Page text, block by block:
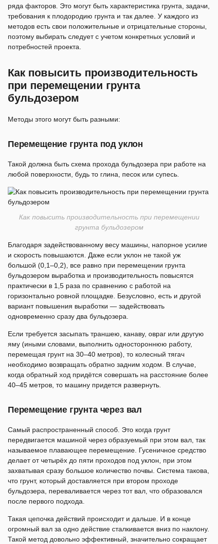
ряда факторов. Это могут быть характеристика грунта, задачи,
требования к плодородию грунта и так далее. У каждого из
методов есть свои положительные и отрицательные стороны,
поэтому выбирать следует с учетом конкретных условий и
потребностей проекта.
Как повысить производительность
при перемещении грунта
бульдозером
Методы этого могут быть разными:
Перемещение грунта под уклон
Такой должна быть схема прохода бульдозера при работе на
любой поверхности, будь то глина, песок или супесь.
Как повысить производительность при перемещении
грунта бульдозером
Благодаря задействованному весу машины, напорное усилие
и скорость повышаются. Даже если уклон не такой уж
большой (0,1–0,2), все равно при перемещении грунта
бульдозером выработка и производительность повысятся
практически в 1,5 раза по сравнению с работой на
горизонтально ровной площадке. Безусловно, есть и другой
вариант повышения выработки — задействовать
одновременно сразу два бульдозера.
Если требуется засыпать траншею, канаву, овраг или другую
яму (иными словами, выполнить одностороннюю работу,
перемещая грунт на 30–40 метров), то колесный тягач
необходимо возвращать обратно задним ходом. В случае,
когда обратный ход придётся совершать на расстояние более
40–45 метров, то машину придется развернуть.
Перемещение грунта через вал
Самый распространенный способ. Это когда грунт
передвигается машиной через образуемый при этом вал, так
называемое плавающее перемещение. Гусеничное средство
делает от четырёх до пяти проходов под уклон, при этом
захватывая сразу большое количество почвы. Система такова,
что грунт, который доставляется при втором проходе
бульдозера, переваливается через тот вал, что образовался
после первого подхода.
Такая цепочка действий происходит и дальше. И в конце
огромный вал за одно действие сталкивается вниз по наклону.
Такой метод довольно эффективный, значительно сокращает